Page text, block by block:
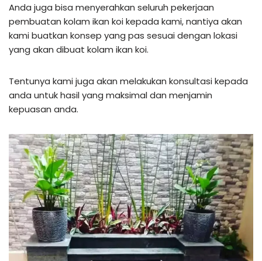
Anda juga bisa menyerahkan seluruh pekerjaan
pembuatan kolam ikan koi kepada kami, nantiya akan
kami buatkan konsep yang pas sesuai dengan lokasi
yang akan dibuat kolam ikan koi.
Tentunya kami juga akan melakukan konsultasi kepada
anda untuk hasil yang maksimal dan menjamin
kepuasan anda.